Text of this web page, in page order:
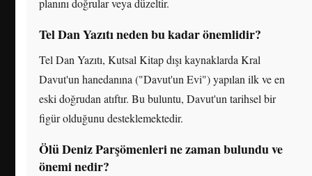
planını doğrular veya düzeltir.
Tel Dan Yazıtı neden bu kadar önemlidir?
Tel Dan Yazıtı, Kutsal Kitap dışı kaynaklarda Kral
Davut'un hanedanına ("Davut'un Evi") yapılan ilk ve en
eski doğrudan atıftır. Bu buluntu, Davut'un tarihsel bir
figür olduğunu desteklemektedir.
Ölü Deniz Parşömenleri ne zaman bulundu ve
önemi nedir?